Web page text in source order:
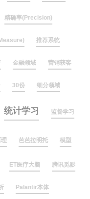
精确率(Precision)
推荐系统
金融领域 营销获客
30份 细分领域
统计学习 监督学习
芭芭拉明托 模型
ET医疗大脑 腾讯觅影
Palantir本体